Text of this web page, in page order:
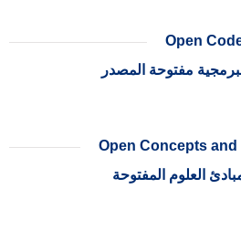
Open
مفتوحة المصدر
Open Concepts
العلوم المفتوحة